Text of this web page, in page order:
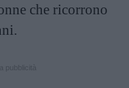
che ricorrono